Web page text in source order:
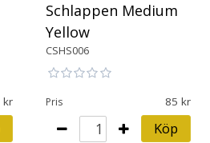
Schlappen Medium
Yellow
CSHS006
Pris 85
Köp